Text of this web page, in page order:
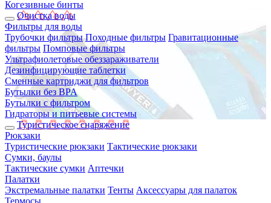
Когезивные бинты
Очистка воды
Фильтры для воды
Трубочки фильтры Походные фильтры Гравитационные
фильтры Помповые фильтры
Ультрафиолетовые обеззараживатели
Дезинфицирующие таблетки
Сменные картриджи для фильтров
Бутылки без BPA
Бутылки с фильтром
Гидраторы и питьевые системы
Туристическое снаряжение
Рюкзаки
Туристические рюкзаки Тактические рюкзаки
Сумки, баулы
Тактические сумки Аптечки
Палатки
Экстремальные палатки Тенты Аксессуары для палаток